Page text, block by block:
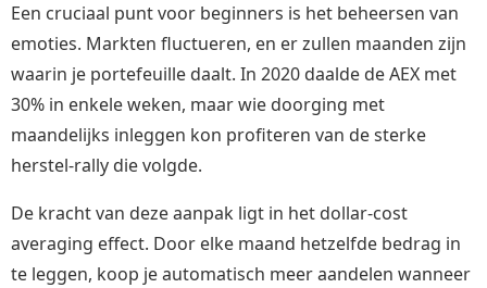
Een cruciaal punt voor beginners is het beheersen van
emoties. Markten fluctueren, en er zullen maanden zijn
waarin je portefeuille daalt. In 2020 daalde de AEX met
30% in enkele weken, maar wie doorging met
maandelijks inleggen kon profiteren van de sterke
herstel-rally die volgde.
De kracht van deze aanpak ligt in het dollar-cost
averaging effect. Door elke maand hetzelfde bedrag in
te leggen, koop je automatisch meer aandelen wanneer